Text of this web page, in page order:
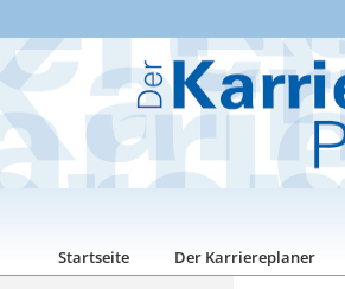
Startseite Der Karriereplaner